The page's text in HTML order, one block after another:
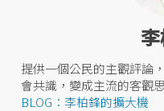
提供一個公民的主觀評論
會共識，變成主流的客觀
BLOG：李柏鋒的擴大機